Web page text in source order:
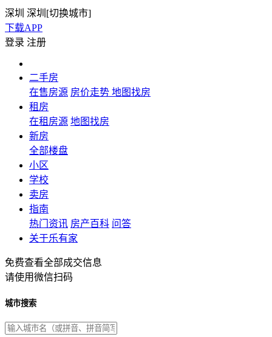
深圳 深圳[切换城市]
下载APP
登录 注册
二手房
在售房源 房价走势 地图找房
租房
在租房源 地图找房
新房
全部楼盘
小区
学校
卖房
指南
热门资讯 房产百科 问答
关于乐有家
免费查看全部成交信息
请使用微信扫码
城市搜索